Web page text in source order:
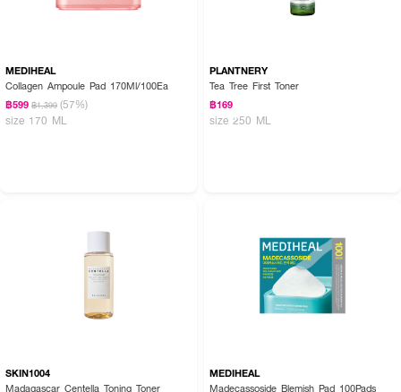
MEDIHEAL
Collagen Ampoule Pad 170Ml/100Ea
฿599 ฿1,399 (57%)
size 170 ML
PLANTNERY
Tea Tree First Toner
฿169
size 250 ML
SKIN1004
Madagascar Centella Toning Toner
MEDIHEAL
Madecassoside Blemish Pad 100Pads